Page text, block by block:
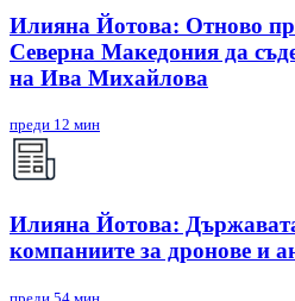
Илияна Йотова: Отново
Северна Македония да
на Ива Михайлова
преди 12 мин
Илияна Йотова:
компаниите за дронове и